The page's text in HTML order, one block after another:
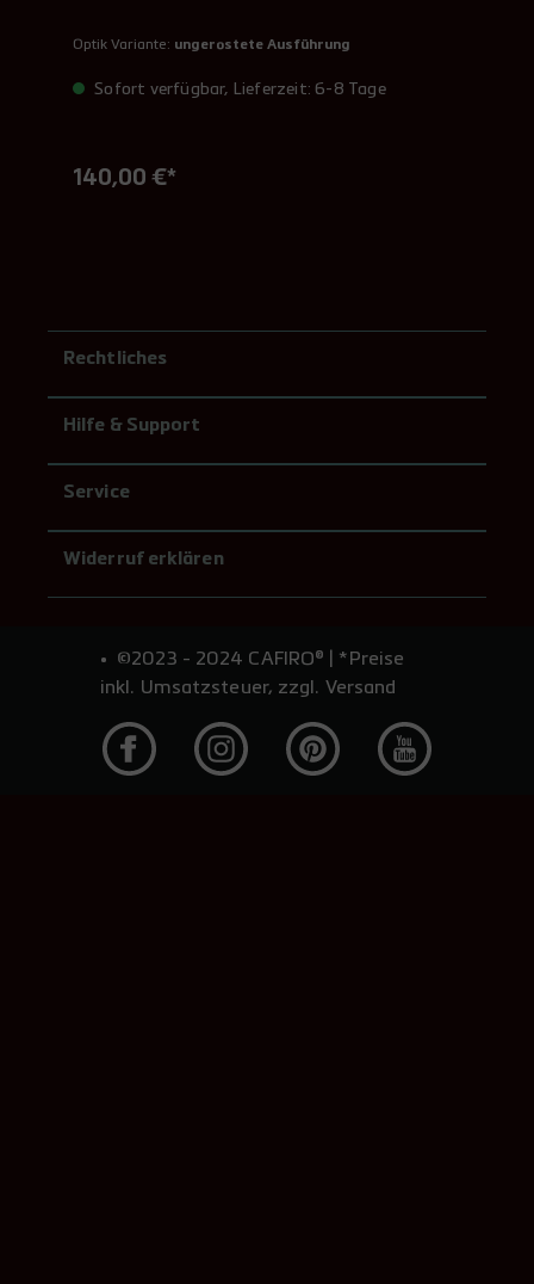
Optik Variante: ungerostete Ausführung
Sofort verfügbar, Lieferzeit: 6-8 Tage
140,00 €*
Rechtliches
Hilfe & Support
Service
Widerruf erklären
©2023 - 2024 CAFIRO® | *Preise
inkl. Umsatzsteuer, zzgl. Versand